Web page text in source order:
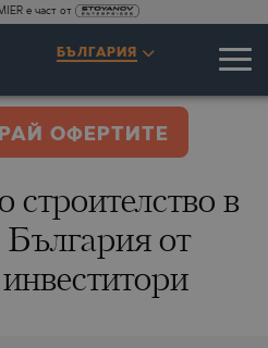
е част от
БЪЛГАРИЯ
ОФЕРТИТЕ
строителство в
България от